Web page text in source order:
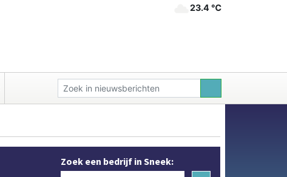
23.4 ℃
Zoek een bedrijf in Sneek: